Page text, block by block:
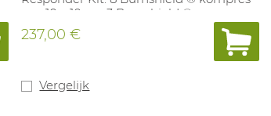
van 10 x 10 cm 3 Burnshield ®
kompressen van 20 x 20 cm 2
Burnshield ® kompressen van 60 x 40
cm 3 Burnshield ® kompressen 2,5 x 0 ,5
5cm 3 Burnshield ® gel 125 ml 1 Rol
237,00 €
Vergelijk